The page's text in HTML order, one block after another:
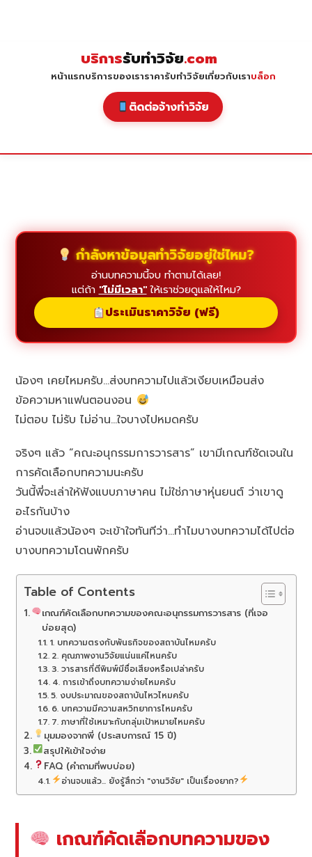
บริการรับทำวิจัย.com
หน้าแรกบริการของเราราคารับทำวิจัยเกี่ยวกับเราบล็อก
ติดต่อจ้างทำวิจัย
กำลังหาข้อมูลทำวิจัยอยู่ใช่ไหม?
อ่านบทความนี้จบ ทำตามได้เลย!
แต่ถ้า "ไม่มีเวลา"ให้เราช่วยดูแลให้ไหม?
ประเมินราคาวิจัย (ฟรี)
น้องๆ เคยไหมครับ…ส่งบทความไปแล้วเงียบเหมือนส่ง
ข้อความหาแฟนตอนงอน
ไม่ตอบ ไม่รับ ไม่อ่าน…ใจบางไปหมดครับ
จริงๆ แล้ว “คณะอนุกรรมการวารสาร” เขามีเกณฑ์ชัดเจนใน
การคัดเลือกบทความนะครับ
วันนี้พี่จะเล่าให้ฟังแบบภาษาคน ไม่ใช่ภาษาหุ่นยนต์ ว่าเขาดู
อะไรกันบ้าง
อ่านจบแล้วน้องๆ จะเข้าใจทันทีว่า…ทำไมบางบทความได้ไปต่อ
บางบทความโดนพักครับ
Table of Contents
เกณฑ์คัดเลือกบทความของคณะอนุกรรมการวารสาร (ที่เจอ
บ่อยสุด)
1. บทความตรงกับพันธกิจของสถาบันไหมครับ
2. คุณภาพงานวิจัยแน่นแค่ไหนครับ
3. วารสารที่ตีพิมพ์มีชื่อเสียงหรือเปล่าครับ
4. การเข้าถึงบทความง่ายไหมครับ
5. งบประมาณของสถาบันไหวไหมครับ
6. บทความมีความสหวิทยาการไหมครับ
7. ภาษาที่ใช้เหมาะกับกลุ่มเป้าหมายไหมครับ
มุมมองจากพี่ (ประสบการณ์ 15 ปี)
สรุปให้เข้าใจง่าย
FAQ (คำถามที่พบบ่อย)
อ่านจบแล้ว... ยังรู้สึกว่า "งานวิจัย" เป็นเรื่องยาก?
เกณฑ์คัดเลือกบทความของ